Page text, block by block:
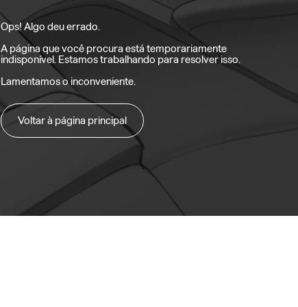
Ops! Algo deu errado.
A página que você procura está temporariamente
indisponível. Estamos trabalhando para resolver isso.
Lamentamos o inconveniente.
Voltar à página principal